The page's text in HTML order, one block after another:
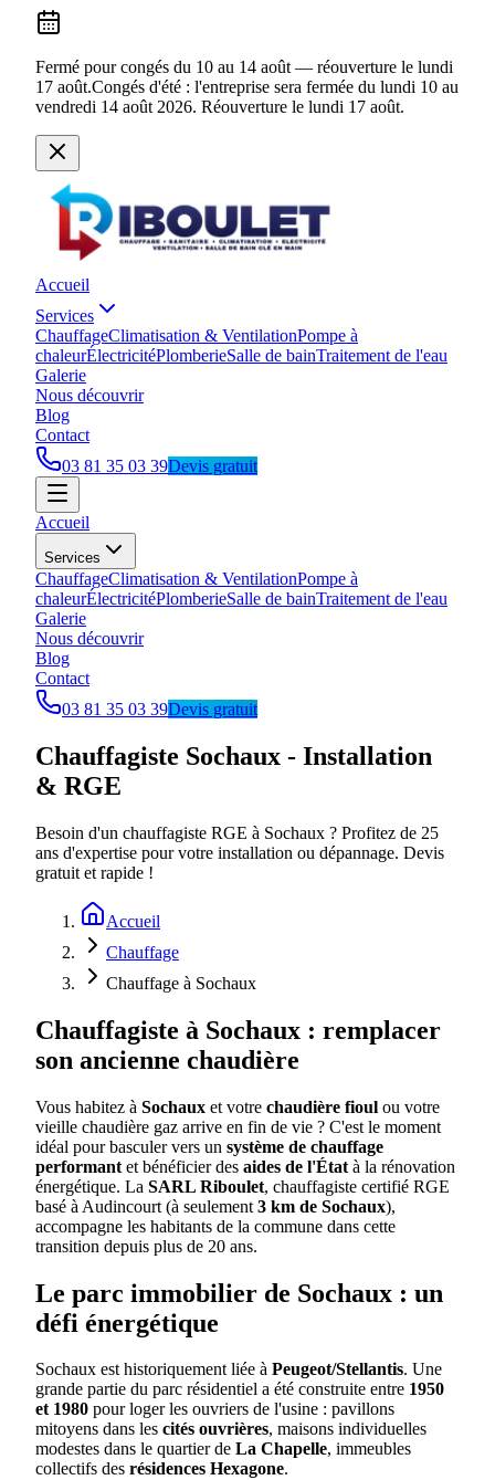
Fermé pour congés du 10 au 14 août — réouverture le lundi
17 août.Congés d'été : l'entreprise sera fermée du lundi 10 au
vendredi 14 août 2026. Réouverture le lundi 17 août.
Accueil
Services
ChauffageClimatisation & VentilationPompe à
chaleurÉlectricitéPlomberieSalle de bainTraitement de l'eau
Galerie
Nous découvrir
Blog
Contact
03 81 35 03 39Devis gratuit
Accueil
Services
ChauffageClimatisation & VentilationPompe à
chaleurÉlectricitéPlomberieSalle de bainTraitement de l'eau
Galerie
Nous découvrir
Blog
Contact
03 81 35 03 39Devis gratuit
Chauffagiste Sochaux - Installation
& RGE
Besoin d'un chauffagiste RGE à Sochaux ? Profitez de 25
ans d'expertise pour votre installation ou dépannage. Devis
gratuit et rapide !
Accueil
Chauffage
Chauffage à Sochaux
Chauffagiste à Sochaux : remplacer
son ancienne chaudière
Vous habitez à Sochaux et votre chaudière fioul ou votre
vieille chaudière gaz arrive en fin de vie ? C'est le moment
idéal pour basculer vers un système de chauffage
performant et bénéficier des aides de l'État à la rénovation
énergétique. La SARL Riboulet, chauffagiste certifié RGE
basé à Audincourt (à seulement 3 km de Sochaux),
accompagne les habitants de la commune dans cette
transition depuis plus de 20 ans.
Le parc immobilier de Sochaux : un
défi énergétique
Sochaux est historiquement liée à Peugeot/Stellantis. Une
grande partie du parc résidentiel a été construite entre 1950
et 1980 pour loger les ouvriers de l'usine : pavillons
mitoyens dans les cités ouvrières, maisons individuelles
modestes dans le quartier de La Chapelle, immeubles
collectifs des résidences Hexagone.